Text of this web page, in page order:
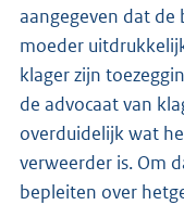
aangegeven dat de
moeder
klager zijn
de advocaat van
overduidelijk wat
verweerder is. Om
bepleiten over